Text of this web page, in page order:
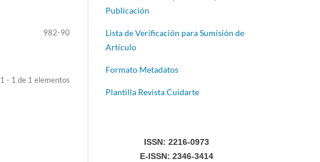
982-90
1 - 1 de 1 elementos
Publicación
Lista de Verificación para Sumisión de
Artículo
Formato Metadatos
Plantilla Revista Cuidarte
ISSN: 2216-0973
E-ISSN: 2346-3414